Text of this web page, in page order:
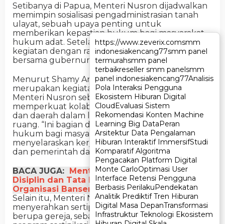
https://www.zeverix.comsmm
indonesiakencang77smm panel
termurahsmm panel
terbaikreseller smm panelsmm
panel indonesiakencang77Analisis
Pola Interaksi Pengguna
Ekosistem Hiburan Digital
CloudEvaluasi Sistem
Rekomendasi Konten Machine
Learning Big DataPeran
Arsitektur Data Pengalaman
Hiburan Interaktif ImmersifStudi
Komparatif Algoritma
Pengacakan Platform Digital
Monte CarloOptimasi User
Interface Retensi Pengguna
Berbasis PerilakuPendekatan
Analitik Prediktif Tren Hiburan
Digital Masa DepanTransformasi
Infrastruktur Teknologi Ekosistem
https://www.zeverix.comsmm
indonesiakencang77smm panel
termurahsmm panel
terbaikreseller smm panelsmm
panel indonesiakencang77Analisis
Pola Interaksi Pengguna
Ekosistem Hiburan Digital
CloudEvaluasi Sistem
Rekomendasi Konten Machine
Learning Big DataPeran
Arsitektur Data Pengalaman
Hiburan Interaktif ImmersifStudi
Komparatif Algoritma
Pengacakan Platform Digital
Monte CarloOptimasi User
Interface Retensi Pengguna
Berbasis PerilakuPendekatan
Analitik Prediktif Tren Hiburan
Digital Masa DepanTransformasi
Infrastruktur Teknologi Ekosistem
Setibanya di Papua, Menteri Nusron dijadwalkan
memimpin sosialisasi pengadministrasian tanah
ulayat, sebuah upaya penting untuk
memberikan kepastian hukum bagi masyarakat
hukum adat. Setelah itu, ia akan melanjutkan
kegiatan dengan rapat koordinasi pertanahan
bersama gubernur dan para kepala daerah.
Menurut Shamy Ardian, kedua agenda tersebut
merupakan kegiatan rutin yang dilakukan
Menteri Nusron sebagai bentuk komitmen
memperkuat kolaborasi antara pemerintah pusat
dan daerah dalam layanan pertanahan dan tata
ruang. “Ini bagian dari upaya jaminan kepastian
hukum bagi masyarakat hukum adat sekaligus
menyelaraskan kerja antara jajaran kementerian
dan pemerintah daerah,” jelasnya.
BACA JUGA: Menteri ATR/BPN Tekankan
Disiplin dan Tata Kelola dalam Penguatan
Organisasi Banser
Selain itu, Menteri Nusron juga akan
menyerahkan sertipikat untuk rumah ibadah
berupa gereja, sebagai wujud percepatan